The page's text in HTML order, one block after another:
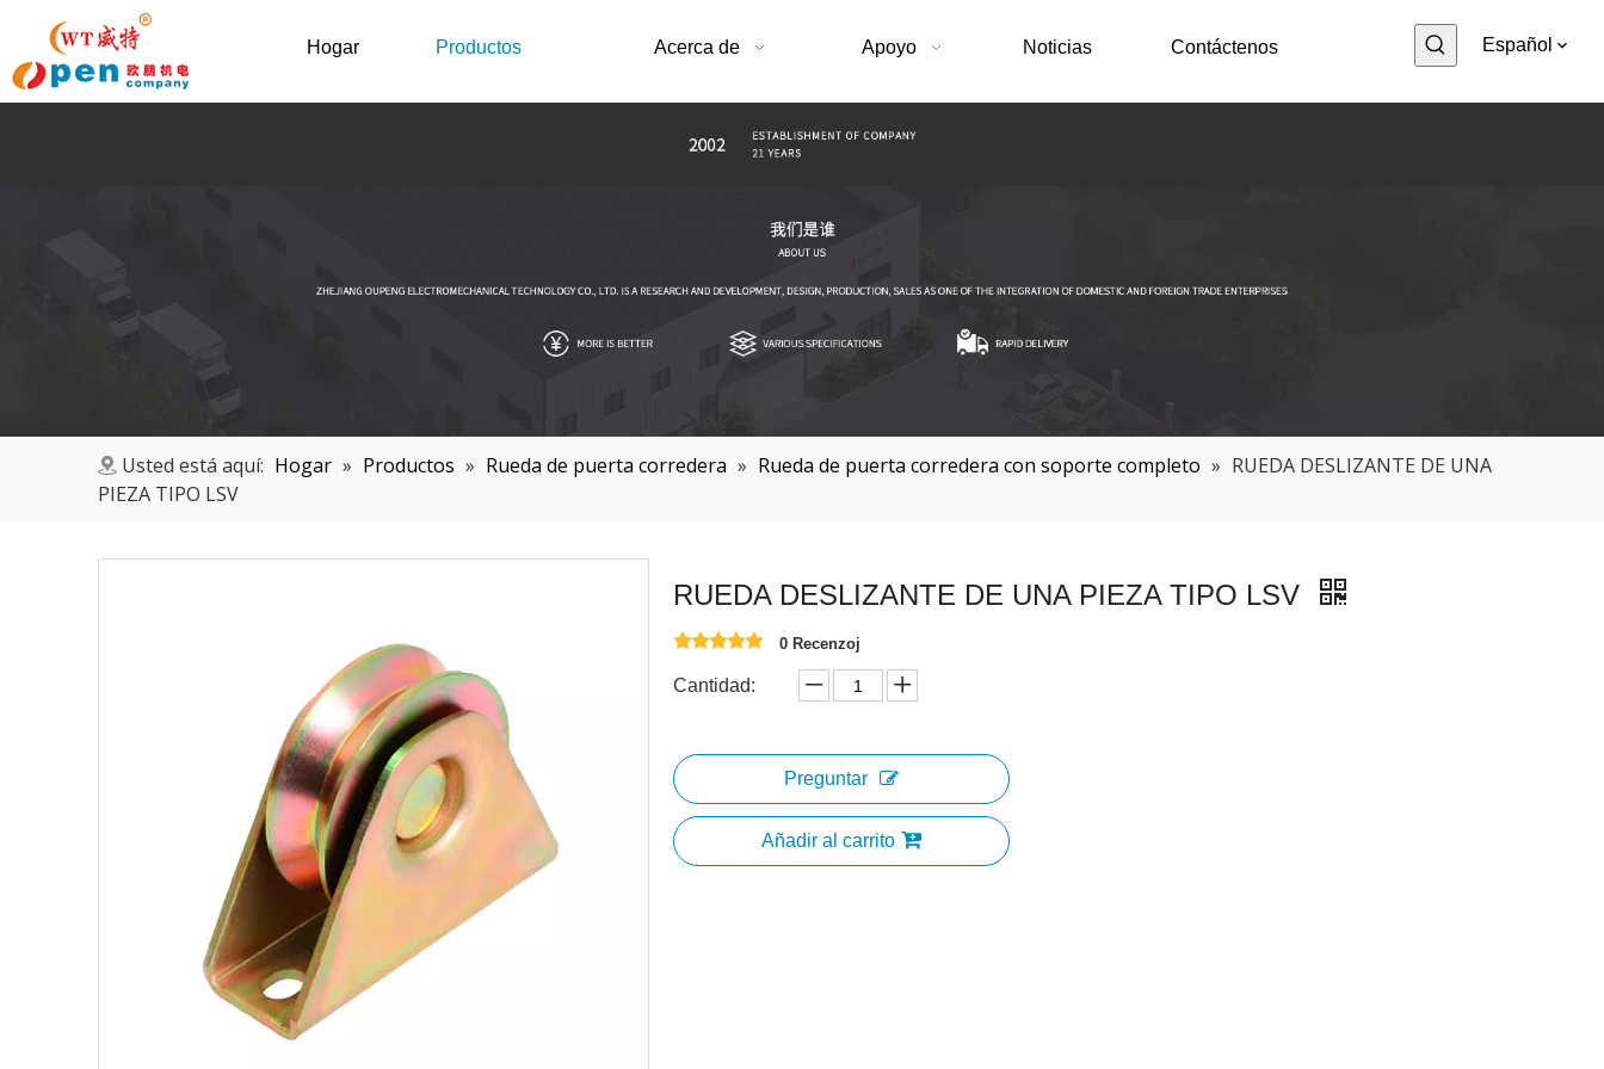
Hogar Productos Acerca de Apoyo Noticias Contáctenos Español
Usted está aquí: Hogar » Productos » Rueda de puerta corredera » Rueda de puerta corredera con soporte completo » RUEDA DESLIZANTE DE UNA
PIEZA TIPO LSV
RUEDA DESLIZANTE DE UNA PIEZA TIPO LSV
0 Recenzoj
Cantidad:
Preguntar
Añadir al carrito